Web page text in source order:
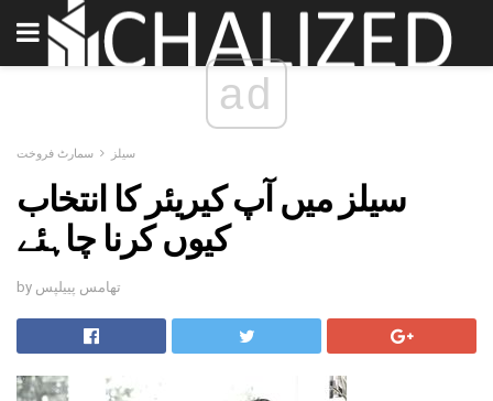
ad
سیلز سمارٹ فروخت
سیلز میں آپ کیریئر کا انتخاب
کیوں کرنا چاہئے
by تھامس پییلپس